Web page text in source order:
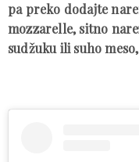
pa preko dodajte
mozzarelle, sitno
sudžuku ili suho